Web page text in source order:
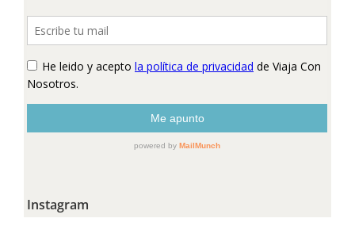
Instagram